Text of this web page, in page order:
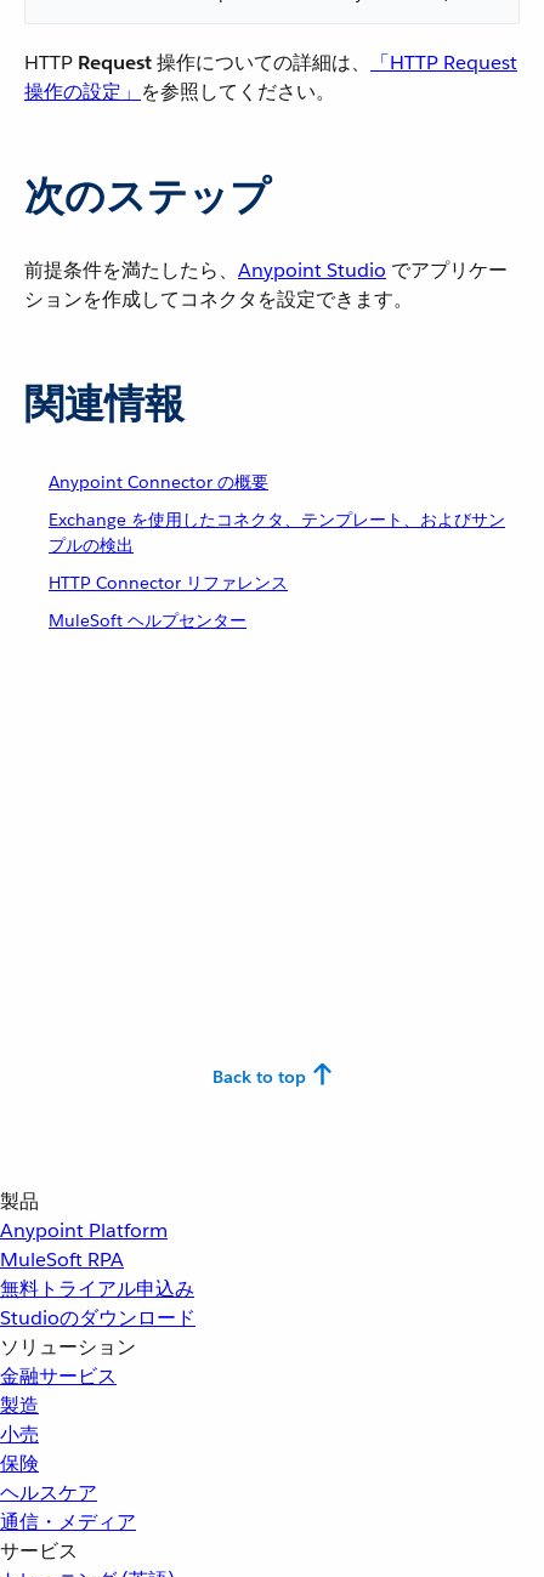
HTTP ​ Request​ 操作についての詳細は、​
「HTTP Request
操作の設定」 ​を参照してください。
次のステップ
前提条件を満たしたら、​ Anypoint Studio ​ でアプリケー
ションを作成してコネクタを設定できます。
関連情報
Anypoint Connector の概要
Exchange を使用したコネクタ、テンプレート、およびサン
プルの検出
HTTP Connector リファレンス
MuleSoft ヘルプセンター
Back to top
製品
Anypoint Platform
MuleSoft RPA
無料トライアル申込み
Studioのダウンロード
ソリューション
金融サービス
製造
小売
保険
ヘルスケア
通信・メディア
サービス